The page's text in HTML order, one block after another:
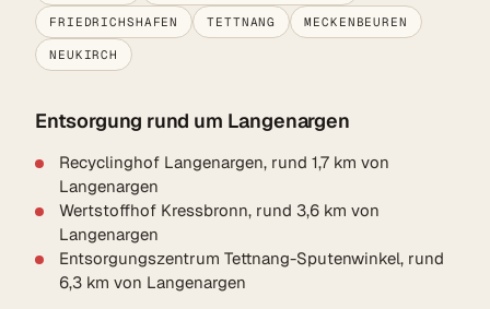
FRIEDRICHSHAFEN TETTNANG MECKENBEUREN
NEUKIRCH
Entsorgung rund um Langenargen
Recyclinghof Langenargen, rund 1,7 km von
Langenargen
Wertstoffhof Kressbronn, rund 3,6 km von
Langenargen
Entsorgungszentrum Tettnang-Sputenwinkel, rund
6,3 km von Langenargen